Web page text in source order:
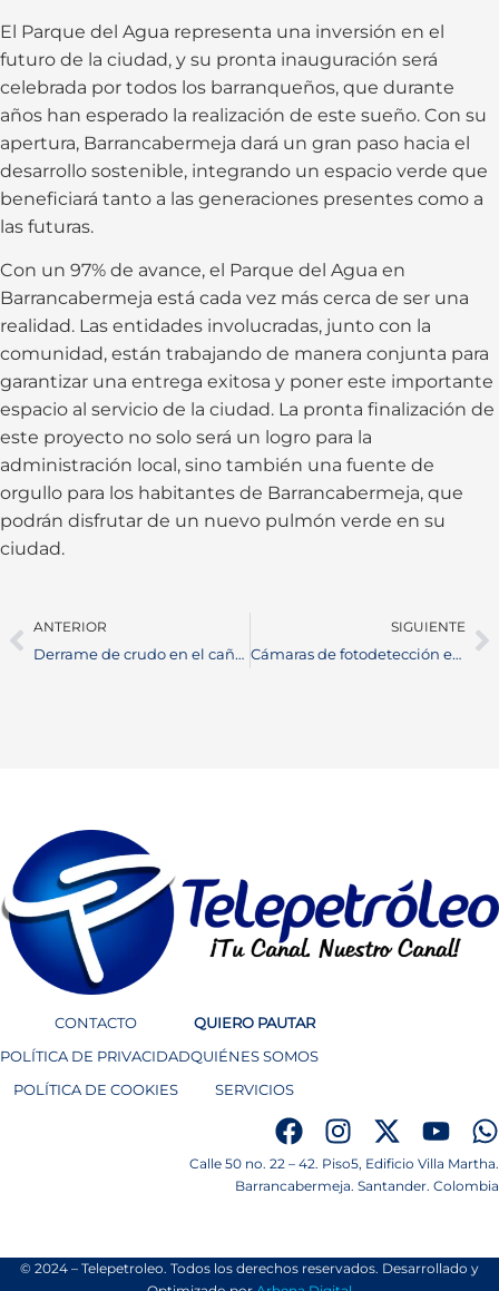
El Parque del Agua representa una inversión en el
futuro de la ciudad, y su pronta inauguración será
celebrada por todos los barranqueños, que durante
años han esperado la realización de este sueño. Con su
apertura, Barrancabermeja dará un gran paso hacia el
desarrollo sostenible, integrando un espacio verde que
beneficiará tanto a las generaciones presentes como a
las futuras.
Con un 97% de avance, el Parque del Agua en
Barrancabermeja está cada vez más cerca de ser una
realidad. Las entidades involucradas, junto con la
comunidad, están trabajando de manera conjunta para
garantizar una entrega exitosa y poner este importante
espacio al servicio de la ciudad. La pronta finalización de
este proyecto no solo será un logro para la
administración local, sino también una fuente de
orgullo para los habitantes de Barrancabermeja, que
podrán disfrutar de un nuevo pulmón verde en su
ciudad.
ANTERIOR
Derrame de crudo en el caño San Silvestre: una emergencia ambiental crítica
SIGUIENTE
Cámaras de fotodetección en Barrancabermeja: Sanciones pedagógicas y multas desde el 21 de octubre
CONTACTO
POLÍTICA DE PRIVACIDAD
POLÍTICA DE COOKIES
QUIERO PAUTAR
QUIÉNES SOMOS
SERVICIOS
Calle 50 no. 22 – 42. Piso5, Edificio Villa Martha.
Barrancabermeja. Santander. Colombia
© 2024 – Telepetroleo. Todos los derechos reservados. Desarrollado y